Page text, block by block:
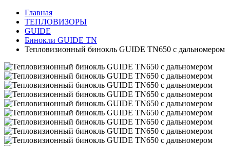
Главная
ТЕПЛОВИЗОРЫ
GUIDE
Бинокли GUIDE TN
Тепловизионный бинокль GUIDE TN650 с дальномером